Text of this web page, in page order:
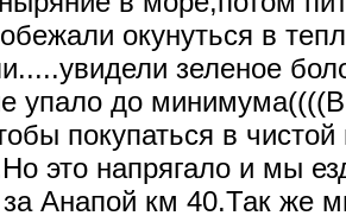
окунуться в
зеленое
упало до
покупаться в
это напрягало и мы
Анапой км 40.Так же